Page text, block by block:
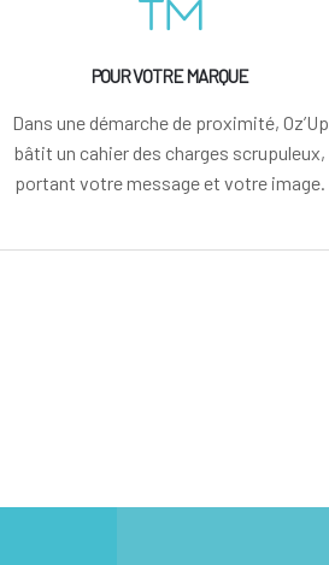
POUR VOTRE MARQUE
Dans une démarche de proximité, Oz’Up
bâtit un cahier des charges scrupuleux,
portant votre message et votre image.